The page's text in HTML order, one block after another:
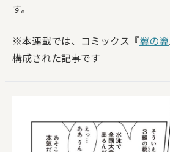
す。
※本連載では、コミックス『翼の翼
構成された記事です